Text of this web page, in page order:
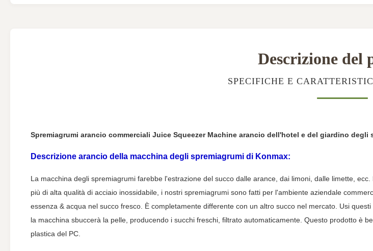
Descrizione del
SPECIFICHE E
Spremiagrumi arancio commerciali Juice Squeezer Machine arancio dell'hotel e del giardino degli
Descrizione arancio della macchina degli spremiagrumi di Konmax:
La macchina degli spremiagrumi farebbe l'estrazione del succo dalle arance, dai limoni, dalle limette,
più di alta qualità di acciaio inossidabile, i nostri spremiagrumi sono fatti per l'ambiente aziendale
essenza & acqua nel succo fresco. È completamente differente con un altro succo nel mercato. Usi
la macchina sbuccerà la pelle, producendo i succhi freschi, filtrato automaticamente. Questo prodotto è
plastica del PC.